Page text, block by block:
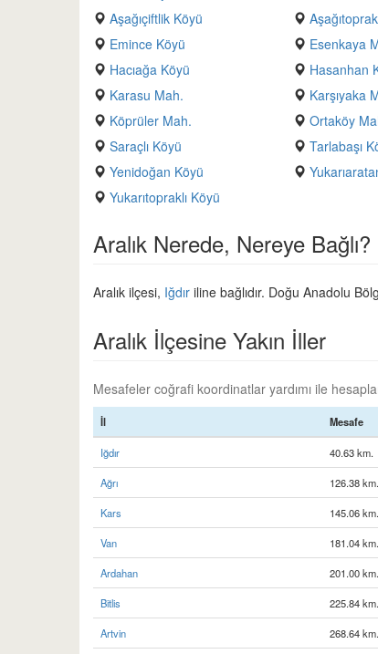
Aşağıçiftlik Köyü
Emince Köyü
Esenkaya
Hacıağa Köyü
Hasanhan
Karasu Mah.
Karşıyaka
Köprüler Mah.
Ortaköy
Saraçlı Köyü
Tarlabaşı
Yenidoğan Köyü
Yukarıtopraklı Köyü
Aralık Nerede, Nereye Bağlı?
Aralık ilçesi, Iğdır iline bağlıdır. Doğu Anadolu
Aralık İlçesine Yakın İller
Mesafeler coğrafi koordinatlar yardımı ile
İl Mesafe
Iğdır 40.63 km.
Ağrı 126.38 km.
Kars 145.06 km.
Van 181.04 km.
Ardahan 201.00 km.
Bitlis 225.84 km.
Artvin 268.64 km.